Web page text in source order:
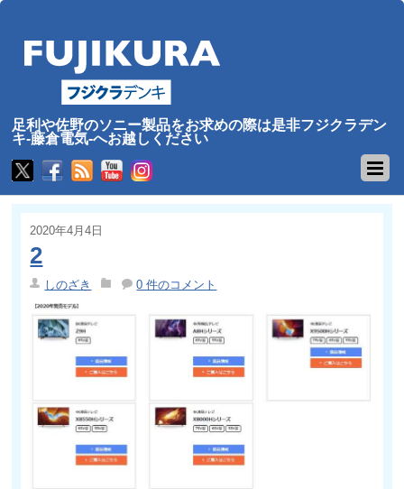
足利や佐野のソニー製品をお求めの際は是非フジクラデン
キ-藤倉電気-へお越しください
2020年4月4日
2
しのざき 0 件のコメント